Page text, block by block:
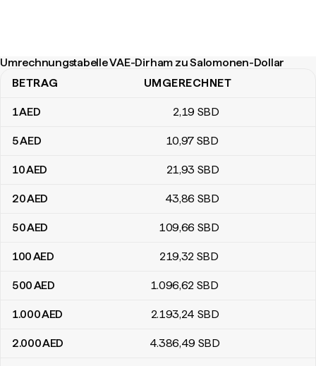
Umrechnungstabelle VAE-Dirham zu Salomonen-Dollar
Umrechnungstabelle VAE-Dirham zu Salomonen-Dollar
BETRAG UMGERECHNET
1AED 2,19 SBD
5AED 10,97 SBD
10AED 21,93 SBD
20AED 43,86 SBD
50AED 109,66 SBD
100AED 219,32 SBD
500AED 1.096,62 SBD
1.000AED 2.193,24 SBD
2.000AED 4.386,49 SBD